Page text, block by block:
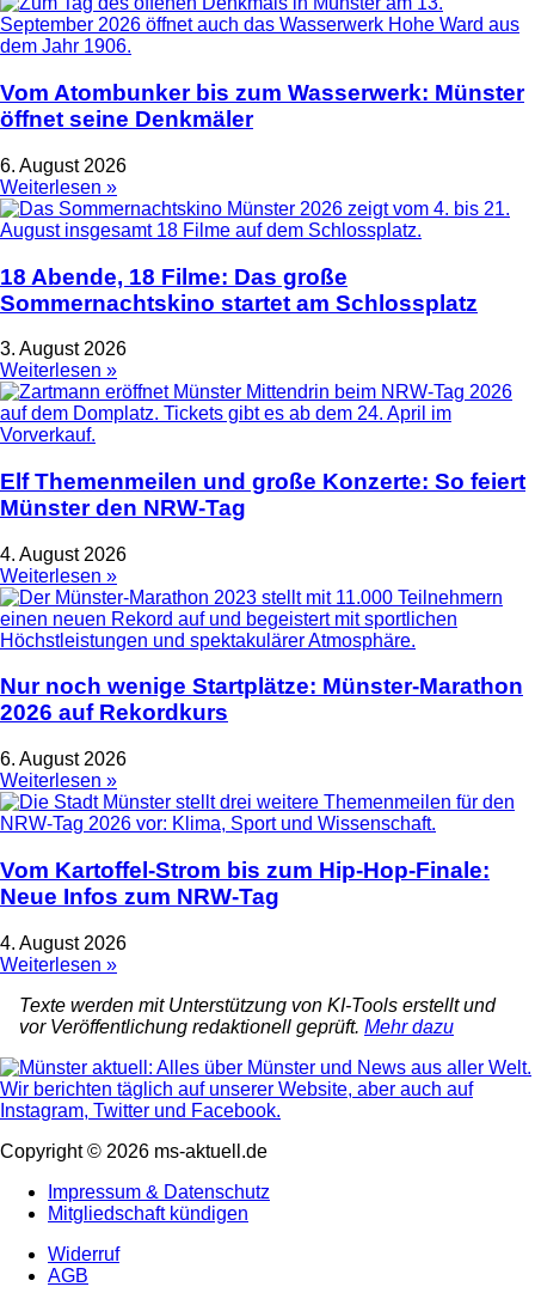
Vom Atombunker bis zum Wasserwerk: Münster
öffnet seine Denkmäler
6. August 2026
Weiterlesen »
18 Abende, 18 Filme: Das große
Sommernachtskino startet am Schlossplatz
3. August 2026
Weiterlesen »
Elf Themenmeilen und große Konzerte: So feiert
Münster den NRW-Tag
4. August 2026
Weiterlesen »
Nur noch wenige Startplätze: Münster-Marathon
2026 auf Rekordkurs
6. August 2026
Weiterlesen »
Vom Kartoffel-Strom bis zum Hip-Hop-Finale:
Neue Infos zum NRW-Tag
4. August 2026
Weiterlesen »
Texte werden mit Unterstützung von KI-Tools erstellt und
vor Veröffentlichung redaktionell geprüft. Mehr dazu
Copyright © 2026 ms-aktuell.de
Impressum & Datenschutz
Mitgliedschaft kündigen
Widerruf
AGB